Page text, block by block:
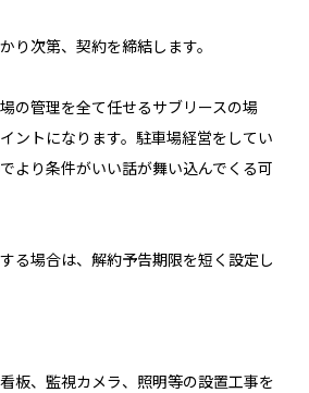
り次第、契約を締結します。
の管理を全て任せるサブリースの場
ントになります。駐車場経営をしてい
より条件がいい話が舞い込んでくる可
る場合は、解約予告期限を短く設定し
板、監視カメラ、照明等の設置工事を